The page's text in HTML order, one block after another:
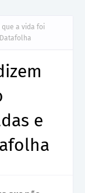
a vida foi
e